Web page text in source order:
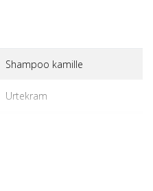
Shampoo kamille
urtekram